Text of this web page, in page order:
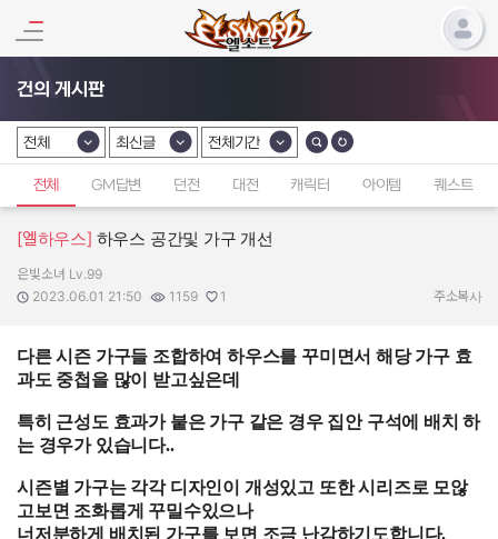
건의 게시판
카테고리 선택
전체
카테고리 선택
최신글
카테고리 선택
전체기간
전체 GM답변 던전 대전 캐릭터 아이템 퀘스트
[엘하우스] 하우스 공간및 가구 개선
작성자:
은빛소녀 Lv.99
작성일:
2023.06.01 21:50
조회수:
1159
추천수:
1 주소복사
다른 시즌 가구들 조합하여 하우스를 꾸미면서 해당 가구 효
과도 중첩을 많이 받고싶은데
특히 근성도 효과가 붙은 가구 같은 경우 집안 구석에 배치 하
는 경우가 있습니다..
시즌별 가구는 각각 디자인이 개성있고 또한 시리즈로 모않
고보면 조화롭게 꾸밀수있으나
너저분하게 배치된 가구를 보면 조금 난감하기도합니다.